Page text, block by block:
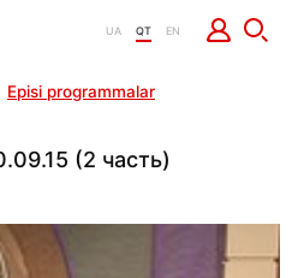
UA QT EN
Episi programmalar
(2 часть)